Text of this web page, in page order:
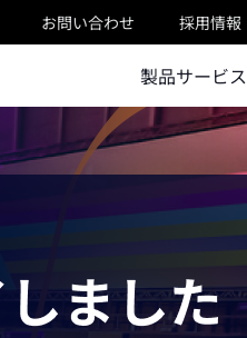
お問い合わせ 採用情報
製品サービス